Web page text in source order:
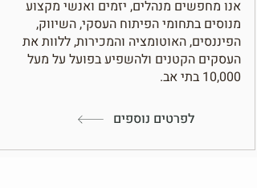
אנו מחפשים מנהלים, יזמים ואנשי מקצוע
מנוסים בתחומי הפיתוח העסקי, השיווק,
הפיננסים, האוטומציה והמכירות, ללוות את
העסקים הקטנים ולהשפיע בפועל על מעל
10,000 בתי אב.
לפרטים נוספים